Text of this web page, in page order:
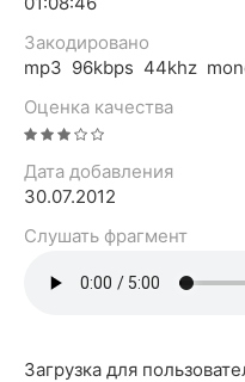
Закодировано
mp3 96kbps 44khz
Оценка качества
Дата добавления
30.07.2012
Слушать фрагмент
Загрузка для